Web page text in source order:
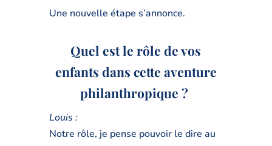
Une nouvelle étape s’annonce.
Quel est le rôle de vos
enfants dans cette aventure
philanthropique ?
Louis :
Notre rôle, je pense pouvoir le dire au